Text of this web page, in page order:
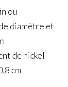
ou
diamètre et
de nickel
cm